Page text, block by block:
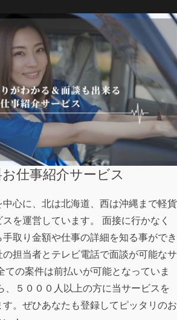
仕事紹介サービス
心に、北は北海道、西は沖縄まで軽貨
を運営しています。 面接に行かなく
取り金額や仕事の詳細を知る事ができ
担当者とテレビ電話で面談が可能なサ
ての案件は前払いが可能となっていま
、５０００人以上の方に当サービスを
。ぜひあなたも登録してピッタリのお